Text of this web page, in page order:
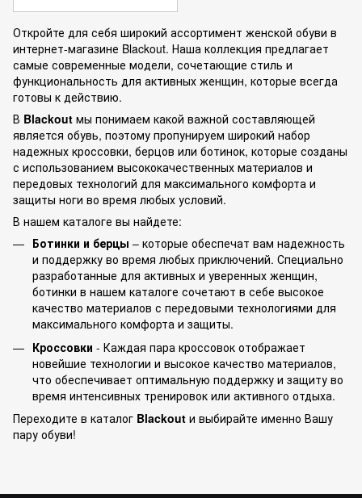
Откройте для себя широкий ассортимент женской обуви в
интернет-магазине Blackout. Наша коллекция предлагает
самые современные модели, сочетающие стиль и
функциональность для активных женщин, которые всегда
готовы к действию.
В Blackout мы понимаем какой важной составляющей
является обувь, поэтому пропунируем широкий набор
надежных кроссовки, берцов или ботинок, которые созданы
с использованием высококачественных материалов и
передовых технологий для максимального комфорта и
защиты ноги во время любых условий.
В нашем каталоге вы найдете:
Ботинки и берцы – которые обеспечат вам надежность
и поддержку во время любых приключений. Специально
разработанные для активных и уверенных женщин,
ботинки в нашем каталоге сочетают в себе высокое
качество материалов с передовыми технологиями для
максимального комфорта и защиты.
Кроссовки - Каждая пара кроссовок отображает
новейшие технологии и высокое качество материалов,
что обеспечивает оптимальную поддержку и защиту во
время интенсивных тренировок или активного отдыха.
Переходите в каталог Blackout и выбирайте именно Вашу
пару обуви!